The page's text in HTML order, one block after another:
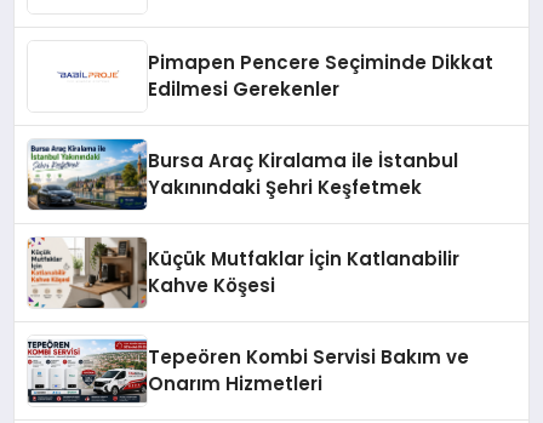
Pimapen Pencere Seçiminde Dikkat
Edilmesi Gerekenler
Bursa Araç Kiralama ile İstanbul
Yakınındaki Şehri Keşfetmek
Küçük Mutfaklar İçin Katlanabilir
Kahve Köşesi
Tepeören Kombi Servisi Bakım ve
Onarım Hizmetleri